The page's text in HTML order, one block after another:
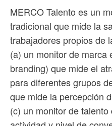
MERCO Talento es un
tradicional que mide la
trabajadores propios de
(a) un monitor de marca
branding) que mide el
para diferentes grupos
que mide la percepción
(c) un monitor de